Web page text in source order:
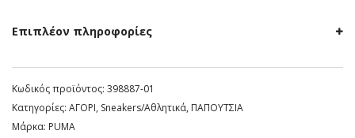
Επιπλέον πληροφορίες
Κωδικός προϊόντος: 398887-01
Κατηγορίες: ΑΓΟΡΙ, Sneakers/Aθλητικά, ΠΑΠΟΥΤΣΙΑ
Μάρκα: PUMA